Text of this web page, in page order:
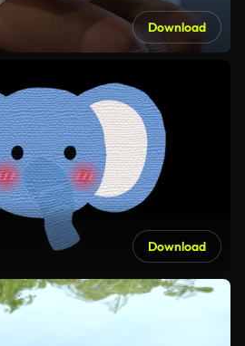
Download
Download